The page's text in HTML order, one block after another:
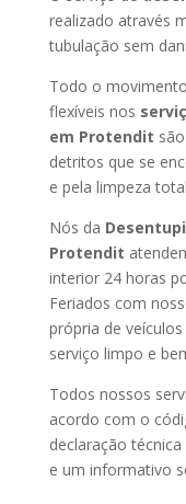
realizado através
tubulação sem
Todo o
flexíveis nos
em Protendit
detritos que se
e pela limpeza
Nós da
Protendit
interior 24 horas
Feriados com
própria de
serviço limpo e
Todos nossos
acordo com o
declaração
e um informativo